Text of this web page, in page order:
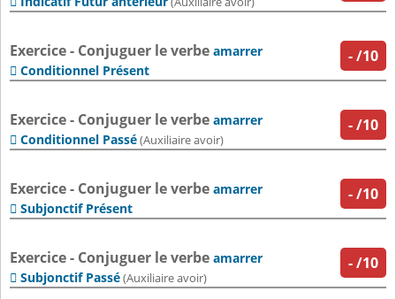
-/10
Exercice - Conjuguer le verbe amarrer
 Conditionnel Présent
-/10
Exercice - Conjuguer le verbe amarrer
 Conditionnel Passé(Auxiliaire avoir)
-/10
Exercice - Conjuguer le verbe amarrer
 Subjonctif Présent
-/10
Exercice - Conjuguer le verbe amarrer
 Subjonctif Passé(Auxiliaire avoir)